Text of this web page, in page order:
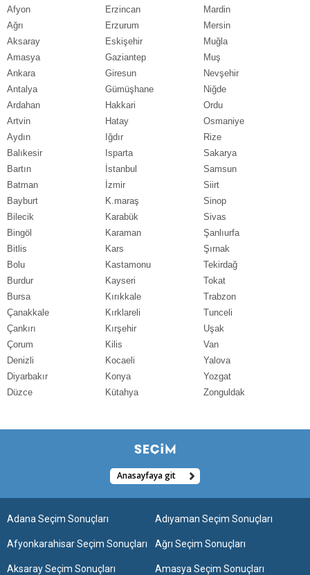
Afyon
Ağrı
Aksaray
Amasya
Ankara
Antalya
Ardahan
Artvin
Aydın
Balıkesir
Bartın
Batman
Bayburt
Bilecik
Bingöl
Bitlis
Bolu
Burdur
Bursa
Çanakkale
Çankırı
Çorum
Denizli
Diyarbakır
Düzce
Erzincan
Erzurum
Eskişehir
Gaziantep
Giresun
Gümüşhane
Hakkari
Hatay
Iğdır
Isparta
İstanbul
İzmir
K.maraş
Karabük
Karaman
Kars
Kastamonu
Kayseri
Kırıkkale
Kırklareli
Kırşehir
Kilis
Kocaeli
Konya
Kütahya
Mardin
Mersin
Muğla
Muş
Nevşehir
Niğde
Ordu
Osmaniye
Rize
Sakarya
Samsun
Siirt
Sinop
Sivas
Şanlıurfa
Şırnak
Tekirdağ
Tokat
Trabzon
Tunceli
Uşak
Van
Yalova
Yozgat
Zonguldak
Anasayfaya git
Adana Seçim Sonuçları Adıyaman Seçim Sonuçları
Afyonkarahisar Seçim Sonuçları Ağrı Seçim Sonuçları
Aksaray Seçim Sonuçları Amasya Seçim Sonuçları